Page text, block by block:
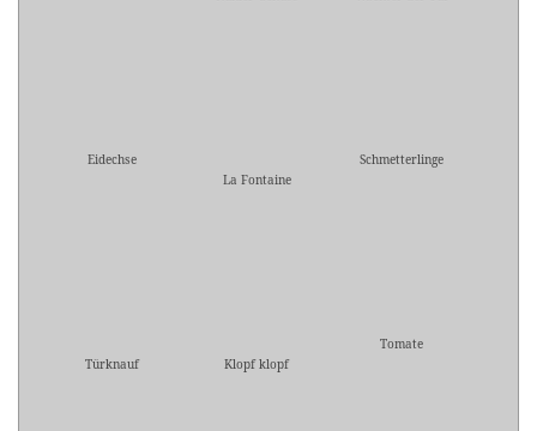
Eidechse
La Fontaine
Schmetterlinge
Türknauf Klopf klopf
Tomate